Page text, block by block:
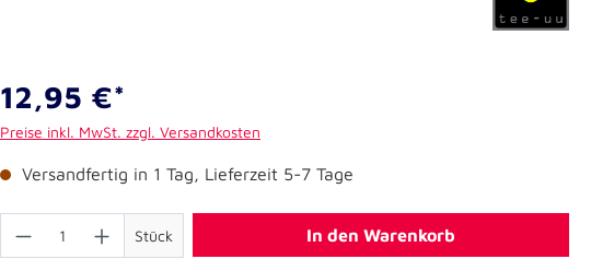
12,95 €*
Preise inkl. MwSt. zzgl. Versandkosten
Versandfertig in 1 Tag, Lieferzeit 5-7 Tage
Stück In den Warenkorb